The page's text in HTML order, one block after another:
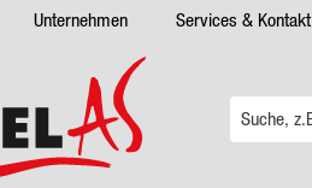
Unternehmen Services & Kontakt